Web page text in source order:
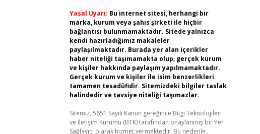
Yasal Uyarı: Bu internet sitesi, herhangi bir
marka, kurum veya şahıs şirketi ile hiçbir
bağlantısı bulunmamaktadır. Sitede yalnızca
kendi hazırladığımız makaleler
paylaşılmaktadır. Burada yer alan içerikler
haber niteliği taşımamakta olup, gerçek kurum
ve kişiler hakkında paylaşım yapılmamaktadır.
Gerçek kurum ve kişiler ile isim benzerlikleri
tamamen tesadüfidir. Sitemizdeki bilgiler taslak
halindedir ve tavsiye niteliği taşımazlar.
Sitemiz, 5651 Sayılı Kanun gereğince Bilgi Teknolojileri
ve İletişim Kurumu (BTK) tarafından onaylanmış bir Yer
Sağlayıcı olarak hizmet vermektedir. Bu nedenle,